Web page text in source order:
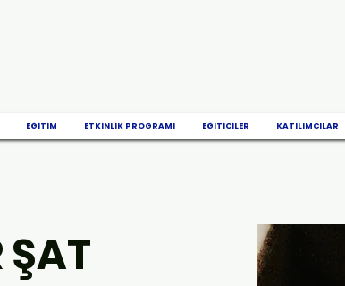
EĞİTİM ETKİNLİK PROGRAMI EĞİTİCİLER KATILIMCILAR
ŞAT